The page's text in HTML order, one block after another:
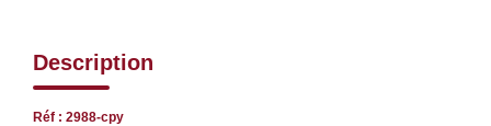
Description
Réf : 2988-cpy